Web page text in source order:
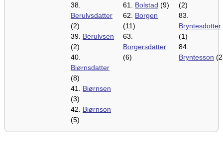
38.
Berulvsdatter
(2)
39. Berulvsen
(2)
40.
Biørnsdatter
(8)
41. Biørnsen
(3)
42. Biørnson
(5)
61. Bolstad (9)
62. Borgen
(11)
63.
Borgersdatter
(6)
(2)
83.
Bryntesdotter
(1)
84.
Bryntesson